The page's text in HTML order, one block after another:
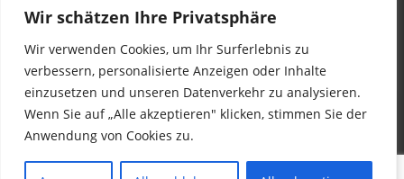
Wir schätzen Ihre Privatsphäre
Wir verwenden Cookies, um Ihr Surferlebnis zu
verbessern, personalisierte Anzeigen oder Inhalte
einzusetzen und unseren Datenverkehr zu analysieren.
Wenn Sie auf „Alle akzeptieren" klicken, stimmen Sie der
Anwendung von Cookies zu.
WIR SIND IN DER GESAMTEN SCHWEIZ TÄTIG
© 2016-2023 Egora Wohnen AG in Schweiz - Parkett Reparatur (schleifen, ölen
Bewertungen
Kundenbewertungen und Erfahrungen zu
Egora GmbH
MANGELHAFT